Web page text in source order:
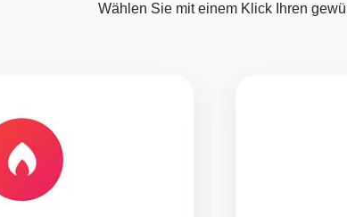
Wählen Sie mit einem Klick Ihren